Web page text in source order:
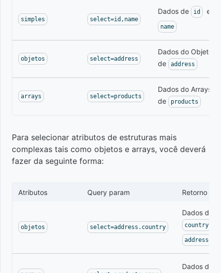
simples select=id,name
Dados de id e
name
objetos select=address
Dados do Objeto
de
address
arrays select=products
Dados do Arrays
de
products
Para selecionar atributos de estruturas mais
complexas tais como objetos e arrays, você deverá
fazer da seguinte forma:
Atributos Query param Retorno
objetos select=address.country
Dados de
country
address
Dados de
para obter
assinaturas
de
carrinho
Eventos
de
pedido
cobrança
de
assinatura
Evento
primeiro
acesso